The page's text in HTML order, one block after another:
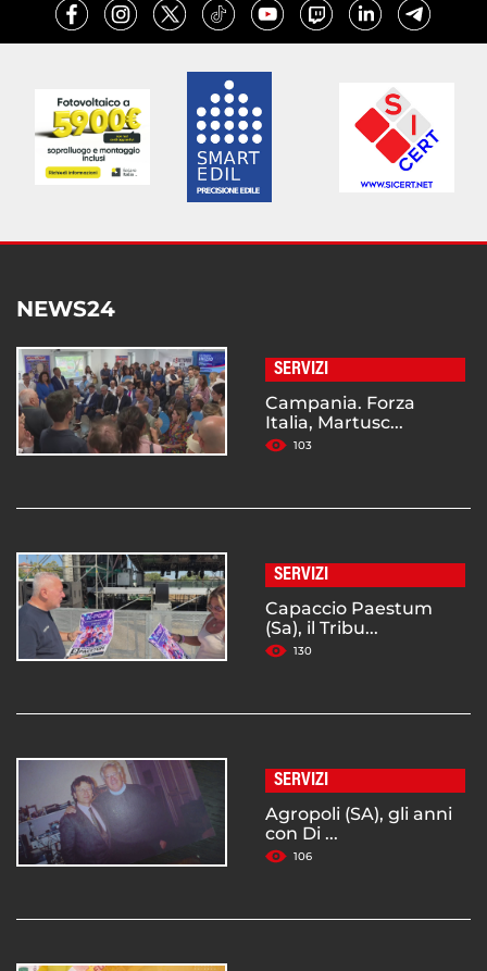
NEWS24
SERVIZI
Campania. Forza
Italia, Martusc...
103
SERVIZI
Capaccio Paestum
(Sa), il Tribu...
130
SERVIZI
Agropoli (SA), gli anni
con Di ...
106